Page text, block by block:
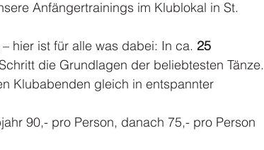
Anfängertrainings im Klublokal in St.
hier ist für alle was dabei: In ca. 25
die Grundlagen der beliebtesten Tänze.
Klubabenden gleich in entspannter
90,- pro Person, danach 75,- pro Person